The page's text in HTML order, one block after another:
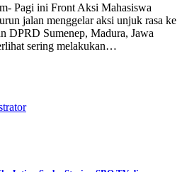
Pagi ini Front Aksi Mahasiswa
jalan menggelar aksi unjuk rasa ke
DPRD Sumenep, Madura, Jawa
sering melakukan…